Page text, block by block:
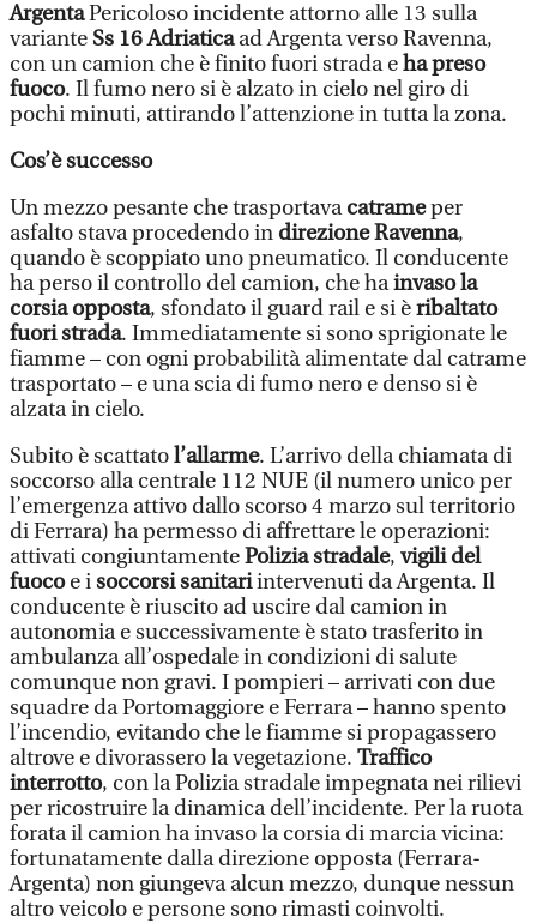
ArgentaPericoloso incidente attorno alle 13 sulla
variante Ss 16 Adriaticaad Argenta verso Ravenna,
con un camion che è finito fuori strada eha preso
fuoco. Il fumo nero si è alzato in cielo nel giro di
pochi minuti, attirando l’attenzione in tutta la zona.
Cos’è successo
Un mezzo pesante che trasportavacatrameper
asfalto stava procedendo in direzione Ravenna,
quando è scoppiato uno pneumatico. Il conducente
ha perso il controllo del camion, che hainvaso la
corsia opposta, sfondato il guard rail e si èribaltato
fuori strada. Immediatamente si sono sprigionate le
fiamme – con ogni probabilità alimentate dal catrame
trasportato – e una scia di fumo nero e denso si è
alzata in cielo.
Subito è scattatol’allarme. L’arrivo della chiamata di
soccorso alla centrale 112 NUE (il numero unico per
l’emergenza attivo dallo scorso 4 marzo sul territorio
di Ferrara) ha permesso di affrettare le operazioni:
attivati congiuntamentePolizia stradale, vigili del
fuocoe isoccorsi sanitariintervenuti da Argenta. Il
conducente è riuscito ad uscire dal camion in
autonomia e successivamente è stato trasferito in
ambulanza all’ospedale in condizioni di salute
comunque non gravi. I pompieri – arrivati con due
squadre da Portomaggiore e Ferrara – hanno spento
l’incendio, evitando che le fiamme si propagassero
altrove e divorassero la vegetazione. Traffico
interrotto, con la Polizia stradale impegnata nei rilievi
per ricostruire la dinamica dell’incidente. Per la ruota
forata il camion ha invaso la corsia di marcia vicina:
fortunatamente dalla direzione opposta (Ferrara-
Argenta) non giungeva alcun mezzo, dunque nessun
altro veicolo e persone sono rimasti coinvolti.